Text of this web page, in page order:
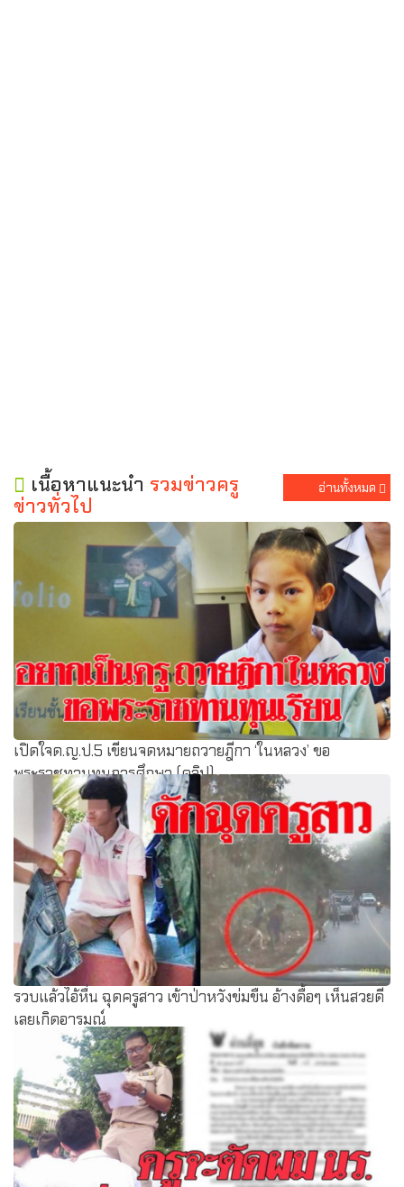
เนื้อหาแนะนำ รวมข่าวครู
ข่าวทั่วไป
อ่านทั้งหมด
เปิดใจด.ญ.ป.5 เขียนจดหมายถวายฎีกา ‘ในหลวง’ ขอ
พระราชทานทุนการศึกษา (คลิป)
รวบแล้วไอ้หื่น ฉุดครูสาว เข้าป่าหวังข่มขืน อ้างดื้อๆ เห็นสวยดี
เลยเกิดอารมณ์